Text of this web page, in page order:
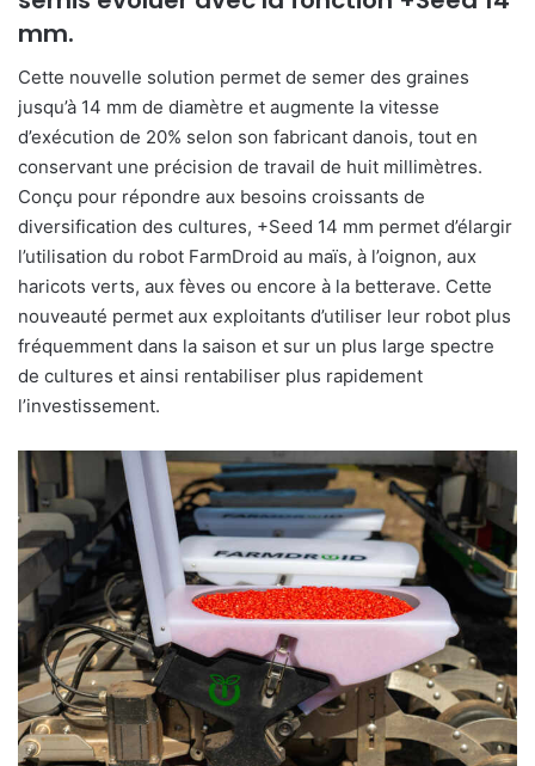
mm.
Cette nouvelle solution permet de semer des graines
jusqu’à 14 mm de diamètre et augmente la vitesse
d’exécution de 20% selon son fabricant danois, tout en
conservant une précision de travail de huit millimètres.
Conçu pour répondre aux besoins croissants de
diversification des cultures, +Seed 14 mm permet d’élargir
l’utilisation du robot FarmDroid au maïs, à l’oignon, aux
haricots verts, aux fèves ou encore à la betterave. Cette
nouveauté permet aux exploitants d’utiliser leur robot plus
fréquemment dans la saison et sur un plus large spectre
de cultures et ainsi rentabiliser plus rapidement
l’investissement.